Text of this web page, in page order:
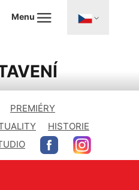
Menu
PREMIÉRY
HISTORIE